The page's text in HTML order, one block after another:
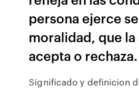
persona ejerce
moralidad, que
acepta o rechaza.
Significado y definicion